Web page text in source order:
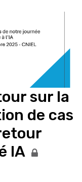
sur la
de cas
IA